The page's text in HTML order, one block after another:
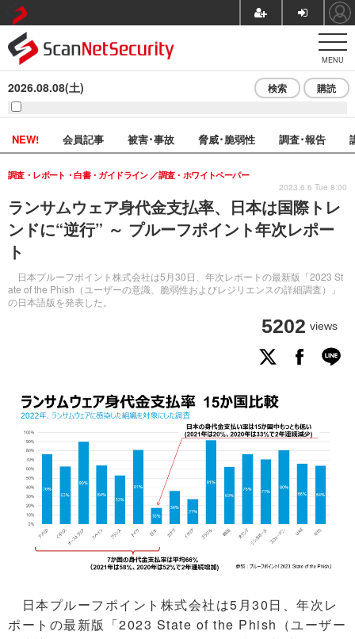
MENU
2026.08.08(土) 検索 購読
NEW! 会員記事 被害･事故 脅威･脆弱性 調査･報告
ランサムウェア身代金支払率、日本は国際トレ
ンドに“逆行” ～ プルーフポイント年次レポー
ト
日本プルーフポイント株式会社は5月30日、年次レポートの最新版「2023 St
ate of the Phish（ユーザーの意識、脆弱性およびレジリエンスの詳細調査）」
の日本語版を発表した。
調査・レポート・白書・ガイドライン 調査・ホワイトペーパー
5202 views
2023.6.6 Tue 8:00
日本プルーフポイント株式会社は5月30日、年次レ
ポートの最新版「2023 State of the Phish（ユーザー